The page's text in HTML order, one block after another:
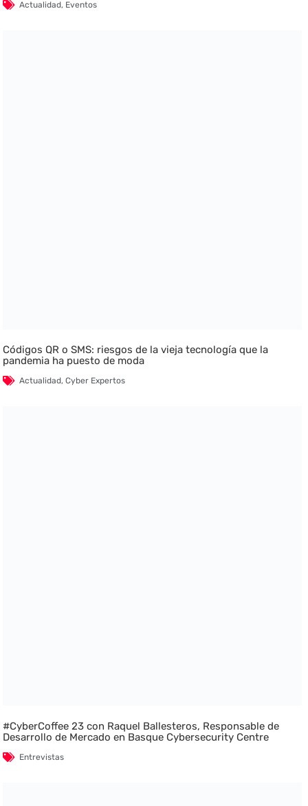
Actualidad, Eventos
Códigos QR o SMS: riesgos de la vieja tecnología que la
pandemia ha puesto de moda
Actualidad,Cyber Expertos
#CyberCoffee 23 con Raquel Ballesteros, Responsable de
Desarrollo de Mercado en Basque Cybersecurity Centre
Entrevistas